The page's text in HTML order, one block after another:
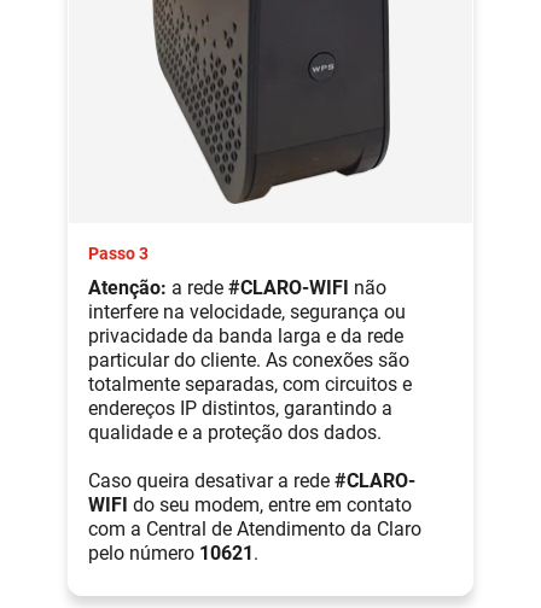
Passo 3
Atenção: a rede #CLARO-WIFI não
interfere na velocidade, segurança ou
privacidade da banda larga e da rede
particular do cliente. As conexões são
totalmente separadas, com circuitos e
endereços IP distintos, garantindo a
qualidade e a proteção dos dados.
Caso queira desativar a rede #CLARO-
WIFI do seu modem, entre em contato
com a Central de Atendimento da Claro
pelo número 10621.